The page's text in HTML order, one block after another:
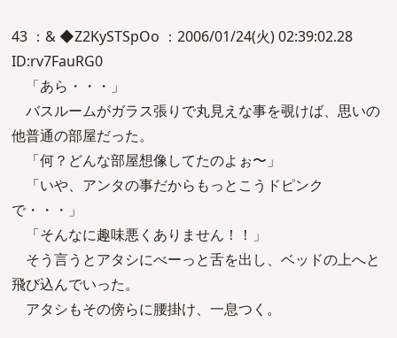
43 ：& ◆Z2KySTSpOo ：2006/01/24(火) 02:39:02.28
ID:rv7FauRG0
「あら・・・」
バスルームがガラス張りで丸見えな事を覗けば、思いの
他普通の部屋だった。
「何？どんな部屋想像してたのよぉ〜」
「いや、アンタの事だからもっとこうドピンク
で・・・」
「そんなに趣味悪くありません！！」
そう言うとアタシにべーっと舌を出し、ベッドの上へと
飛び込んでいった。
アタシもその傍らに腰掛け、一息つく。